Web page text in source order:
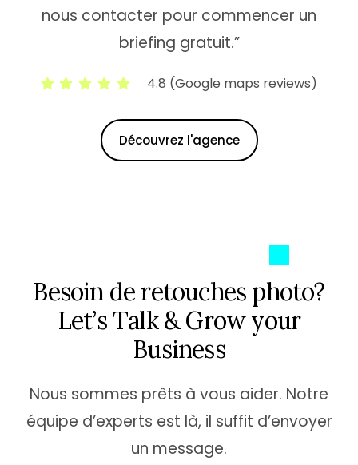
nous contacter pour commencer un
briefing gratuit.”
4.8 (Google maps reviews)
Découvrez l'agence
Besoin de retouches photo?
Let’sTalk & Grow your
Business
Nous sommes prêts à vous aider. Notre
équipe d’experts est là, il suffit d’envoyer
un message.